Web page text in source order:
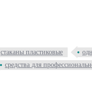
стаканы пластиковые
средства для